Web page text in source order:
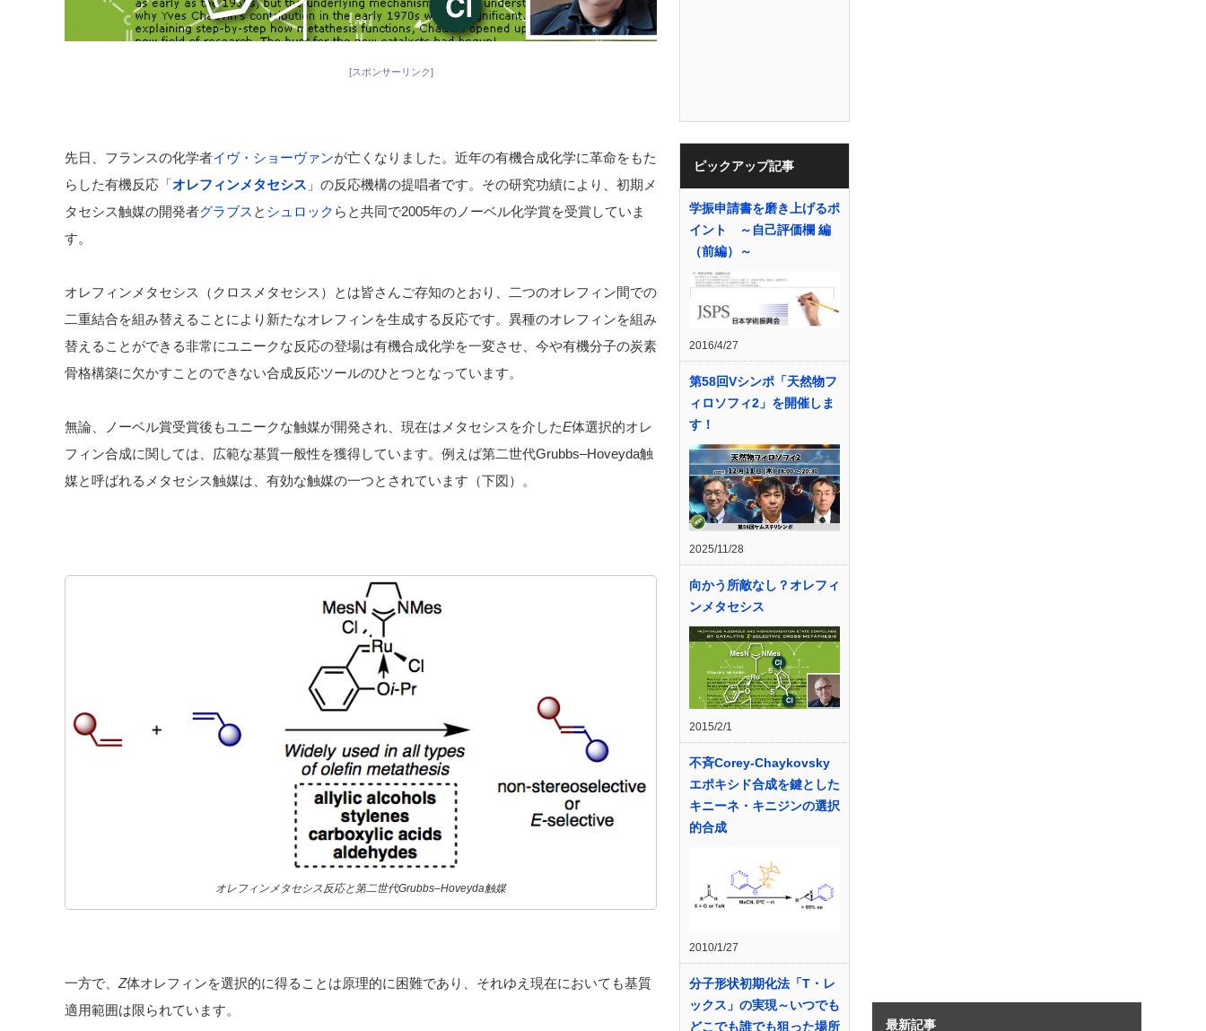
[スポンサーリンク]
先日、フランスの化学者イヴ・ショーヴァンが亡くなりました。近年の有機合成化学に革命をもた
らした有機反応「オレフィンメタセシス 」の反応機構の提唱者です。その研究功績により、初期メ
タセシス触媒の開発者グラブス と シュロック らと共同で2005年のノーベル化学賞を受賞していま
す。
オレフィンメタセシス（クロスメタセシス）とは皆さんご存知のとおり、二つのオレフィン間での
二重結合を組み替えることにより新たなオレフィンを生成する反応です。異種のオレフィンを組み
替えることができる非常にユニークな反応の登場は有機合成化学を一変させ、今や有機分子の炭素
骨格構築に欠かすことのできない合成反応ツールのひとつとなっています。
無論、ノーベル賞受賞後もユニークな触媒が開発され、現在はメタセシスを介したE体選択的オレ
フィン合成に関しては、広範な基質一般性を獲得しています。例えば第二世代Grubbs–Hoveyda触
媒と呼ばれるメタセシス触媒は、有効な触媒の一つとされています（下図）。
オレフィンメタセシス反応と第二世代Grubbs–Hoveyda触媒
一方で、 Z体オレフィンを選択的に得ることは原理的に困難であり、それゆえ現在においても基質
適用範囲は限られています。
ピックアップ記事
学振申請書を磨き上げるポ
イント ～自己評価欄 編
（前編）～
2016/4/27
第58回Vシンポ「天然物フ
ィロソフィ2」を開催しま
す！
2025/11/28
向かう所敵なし？オレフィ
ンメタセシス
2015/2/1
不斉Corey-Chaykovsky
エポキシド合成を鍵とした
キニーネ・キニジンの選択
的合成
2010/1/27
分子形状初期化法「T・レ
ックス」の実現～いつでも
どこでも誰でも狙った場所
最新記事